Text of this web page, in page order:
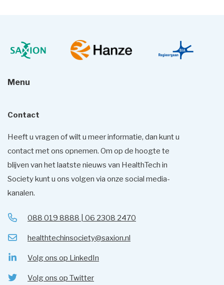
Menu
Contact
Heeft u vragen of wilt u meer informatie, dan kunt u
contact met ons opnemen. Om op de hoogte te
blijven van het laatste nieuws van HealthTech in
Society kunt u ons volgen via onze social media-
kanalen.
088 019 8888 | 06 2308 2470
healthtechinsociety@saxion.nl
Volg ons op LinkedIn
Volg ons op Twitter